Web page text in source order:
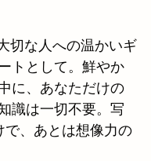
切な人への温かいギ
トとして。鮮やか
に、あなただけの
識は一切不要。写
、あとは想像力の